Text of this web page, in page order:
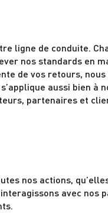
ligne de conduite.
nos standards en
de vos retours,
aussi bien à
partenaires et
nos actions,
avec